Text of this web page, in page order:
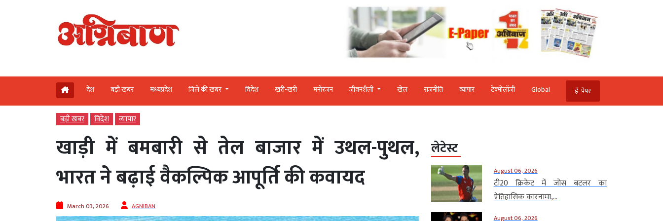
देश बड़ी खबर मध्‍यप्रदेश जिले की खबर विदेश खरी-खरी मनोरंजन जीवनशैली खेल राजनीति व्‍यापार टेक्‍नोलॉजी Global ई-पेपर
बड़ी खबर विदेश व्‍यापार
खाड़ी में बमबारी से तेल बाजार में उथल-पुथल,
भारत ने बढ़ाई वैकल्पिक आपूर्ति की कवायद
March 03, 2026 AGNIBAN
लेटेस्ट
August 06, 2026
टी20 क्रिकेट में जोस बटलर का
ऐतिहासिक कारनामा,...
August 06, 2026